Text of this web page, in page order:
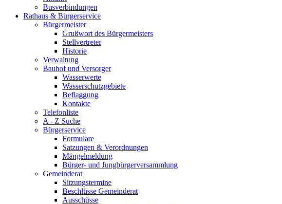
Busverbindungen
Rathaus & Bürgerservice
Bürgermeister
Grußwort des Bürgermeisters
Stellvertreter
Historie
Verwaltung
Bauhof und Versorger
Wasserwerte
Wasserschutzgebiete
Beflaggung
Kontakte
Telefonliste
A - Z Suche
Bürgerservice
Formulare
Satzungen & Verordnungen
Mängelmeldung
Bürger- und Jungbürgerversammlung
Gemeinderat
Sitzungstermine
Beschlüsse Gemeinderat
Ausschüsse